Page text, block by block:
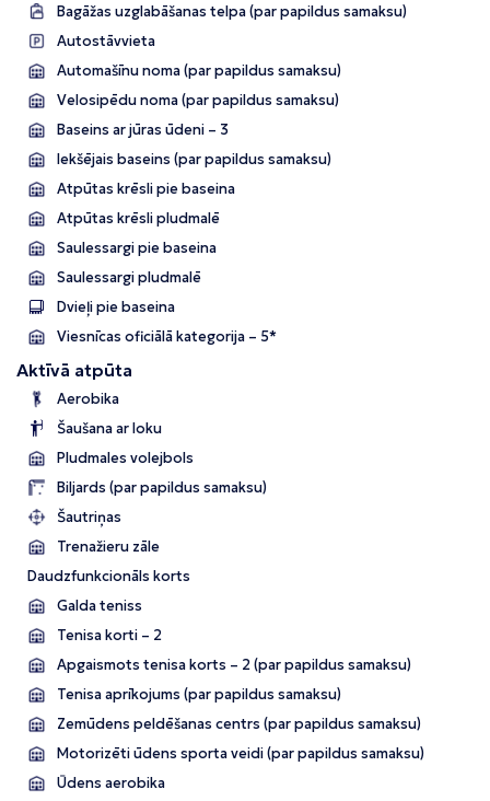
Bagāžas uzglabāšanas telpa (par papildus samaksu)
Autostāvvieta
Automašīnu noma (par papildus samaksu)
Velosipēdu noma (par papildus samaksu)
Baseins ar jūras ūdeni – 3
Iekšējais baseins (par papildus samaksu)
Atpūtas krēsli pie baseina
Atpūtas krēsli pludmalē
Saulessargi pie baseina
Saulessargi pludmalē
Dvieļi pie baseina
Viesnīcas oficiālā kategorija – 5*
Aktīvā atpūta
Aerobika
Šaušana ar loku
Pludmales volejbols
Biljards (par papildus samaksu)
Šautriņas
Trenažieru zāle
Daudzfunkcionāls korts
Galda teniss
Tenisa korti – 2
Apgaismots tenisa korts – 2 (par papildus samaksu)
Tenisa aprīkojums (par papildus samaksu)
Zemūdens peldēšanas centrs (par papildus samaksu)
Motorizēti ūdens sporta veidi (par papildus samaksu)
Ūdens aerobika